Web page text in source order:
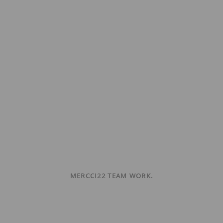
MERCCI22 TEAM WORK.